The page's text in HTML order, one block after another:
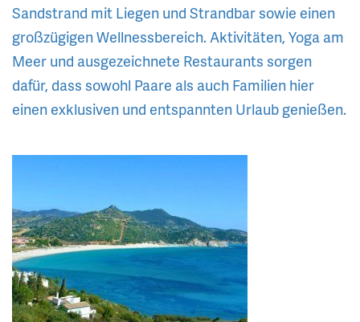
Sandstrand mit Liegen und Strandbar sowie einen
großzügigen Wellnessbereich. Aktivitäten, Yoga am
Meer und ausgezeichnete Restaurants sorgen
dafür, dass sowohl Paare als auch Familien hier
einen exklusiven und entspannten Urlaub genießen.